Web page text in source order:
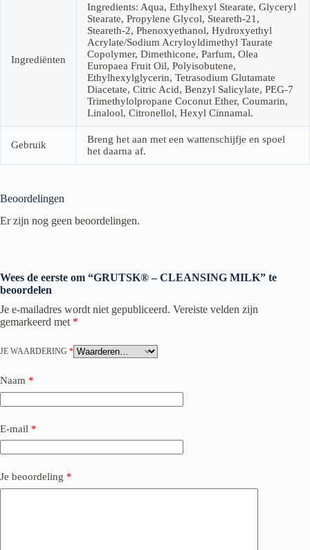
Ingrediënten
Ingredients: Aqua, Ethylhexyl Stearate, Glyceryl
Stearate, Propylene Glycol, Steareth-21,
Steareth-2, Phenoxyethanol, Hydroxyethyl
Acrylate/Sodium Acryloyldimethyl Taurate
Copolymer, Dimethicone, Parfum, Olea
Europaea Fruit Oil, Polyisobutene,
Ethylhexylglycerin, Tetrasodium Glutamate
Diacetate, Citric Acid, Benzyl Salicylate, PEG-7
Trimethylolpropane Coconut Ether, Coumarin,
Linalool, Citronellol, Hexyl Cinnamal.
Gebruik
Breng het aan met een wattenschijfje en spoel
het daarna af.
Beoordelingen
Er zijn nog geen beoordelingen.
Wees de eerste om “GRUTSK® – CLEANSING MILK” te
beoordelen
Je e-mailadres wordt niet gepubliceerd. Vereiste velden zijn
gemarkeerd met *
JE WAARDERING *
Naam *
E-mail *
Je beoordeling *